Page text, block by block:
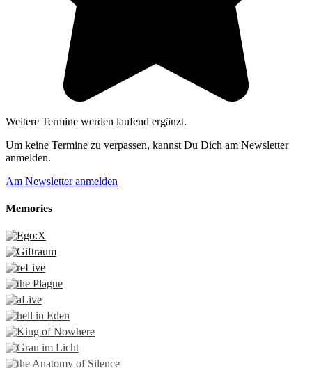
Weitere Termine werden laufend ergänzt.
Um keine Termine zu verpassen, kannst Du Dich am Newsletter
anmelden.
Am Newsletter anmelden
Memories